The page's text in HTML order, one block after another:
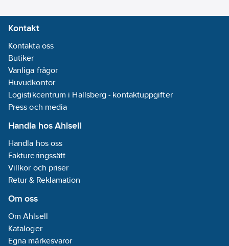
Kontakt
Kontakta oss
Butiker
Vanliga frågor
Huvudkontor
Logistikcentrum i Hallsberg - kontaktuppgifter
Press och media
Handla hos Ahlsell
Handla hos oss
Faktureringssätt
Villkor och priser
Retur & Reklamation
Om oss
Om Ahlsell
Kataloger
Egna märkesvaror